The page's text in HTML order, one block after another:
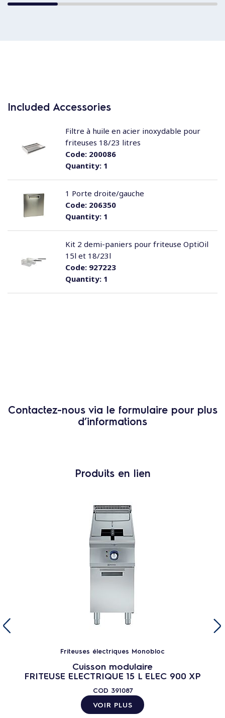
Included Accessories
Quantity:1
Code:200086
Filtre à huile en acier inoxydable pour
friteuses 18/23 litres
Quantity:1
Code:206350
1 Porte droite/gauche
Quantity:1
Code:927223
Kit 2 demi-paniers pour friteuse OptiOil
15l et 18/23l
Contactez-nous via le formulaire pour plus
d’informations
Produits en lien
Friteuses électriques Monobloc
Cuisson modulaire
FRITEUSE ELECTRIQUE 15 L ELEC 900 XP
COD 391087
VOIR PLUS